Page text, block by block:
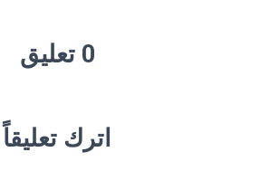
0 تعليق
اترك تعليقاً